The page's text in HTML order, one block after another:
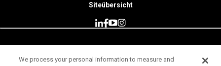
Siteübersicht
We process your personal information to measure and